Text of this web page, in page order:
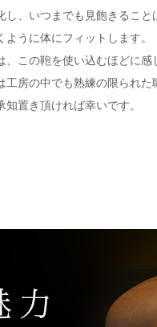
、いつまでも見飽きること
うに体にフィットします。
この鞄を使い込むほどに
房の中でも熟練の限られた
置き頂ければ幸いです。